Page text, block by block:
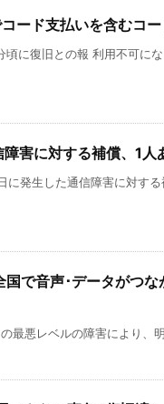
ード支払いを含むコ
に復旧との報 利用不可に
害に対する補償、1
発生した通信障害に対す
で音声･データがつ
最悪レベルの障害により、